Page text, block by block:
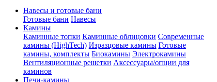
Навесы и готовые бани
Готовые бани Навесы
Камины
Каминные топки Каминные облицовки Современные
камины (HighTech) Изразцовые камины Готовые
камины, комплекты Биокамины Электрокамины
Вентиляционные решетки Аксессуары/опции для
каминов
Печи-камины